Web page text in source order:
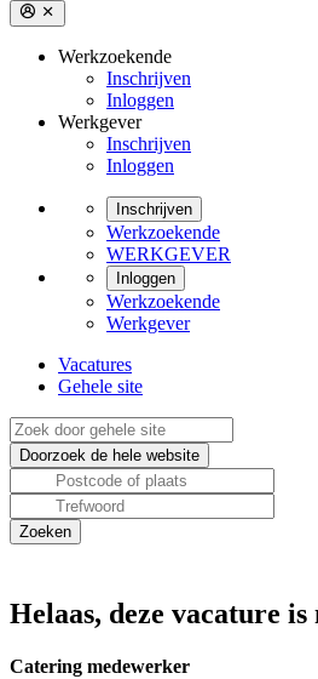
Werkzoekende
Inschrijven
Inloggen
Werkgever
Inschrijven
Inloggen
Inschrijven
Werkzoekende
WERKGEVER
Inloggen
Werkzoekende
Werkgever
Vacatures
Gehele site
Helaas, deze vacature
Catering medewerker